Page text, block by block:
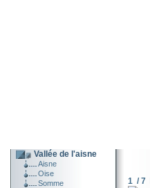
Vallée de l'aisne
Aisne
Oise
Somme
1 / 7